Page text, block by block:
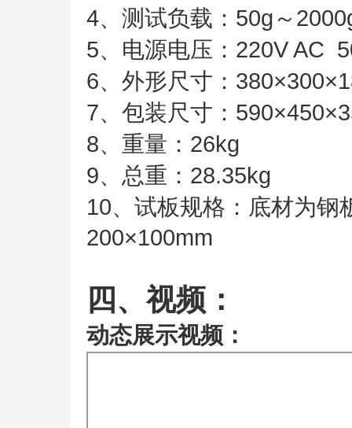
4、测试负载：50g～
5、电源电压：220V AC
6、外形尺寸：
7、包装尺寸：
8、重量：26kg
9、总重：28.35kg
10、试板规格：底材为钢
200×100mm
四、视频：
动态展示视频：